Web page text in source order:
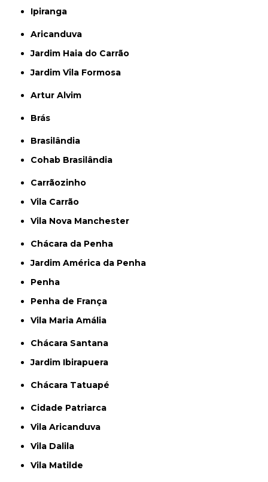
Ipiranga
Aricanduva
Jardim Haia do Carrão
Jardim Vila Formosa
Artur Alvim
Brás
Brasilândia
Cohab Brasilândia
Carrãozinho
Vila Carrão
Vila Nova Manchester
Chácara da Penha
Jardim América da Penha
Penha
Penha de França
Vila Maria Amália
Chácara Santana
Jardim Ibirapuera
Chácara Tatuapé
Cidade Patriarca
Vila Aricanduva
Vila Dalila
Vila Matilde